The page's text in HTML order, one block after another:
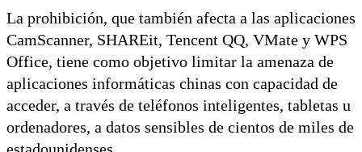
La prohibición, que también afecta a las aplicaciones
CamScanner, SHAREit, Tencent QQ, VMate y WPS
Office, tiene como objetivo limitar la amenaza de
aplicaciones informáticas chinas con capacidad de
acceder, a través de teléfonos inteligentes, tabletas u
ordenadores, a datos sensibles de cientos de miles de